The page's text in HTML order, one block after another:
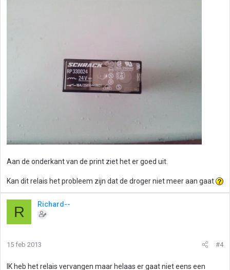
Aan de onderkant van de print ziet het er goed uit.
Kan dit relais het probleem zijn dat de droger niet meer aan gaat
R Richard--
15 feb 2013 #4
IK heb het relais vervangen maar helaas er gaat niet eens een